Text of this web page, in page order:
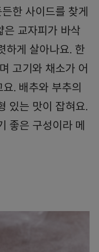
한 사이드를 찾게
은 교자피가 바삭
하게 살아나요. 한
고기와 채소가 어
. 배추와 부추의
있는 맛이 잡혀요.
좋은 구성이라 메